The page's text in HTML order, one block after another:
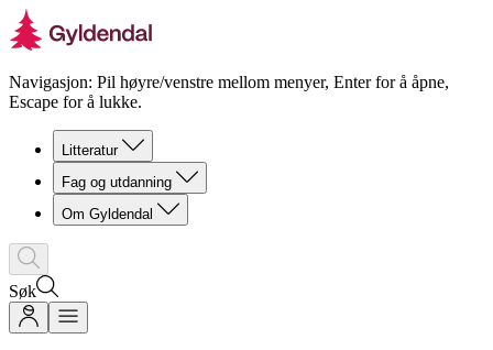
Navigasjon: Pil høyre/venstre mellom menyer, Enter for å åpne,
Escape for å lukke.
Litteratur
Fag og utdanning
Om Gyldendal
Søk